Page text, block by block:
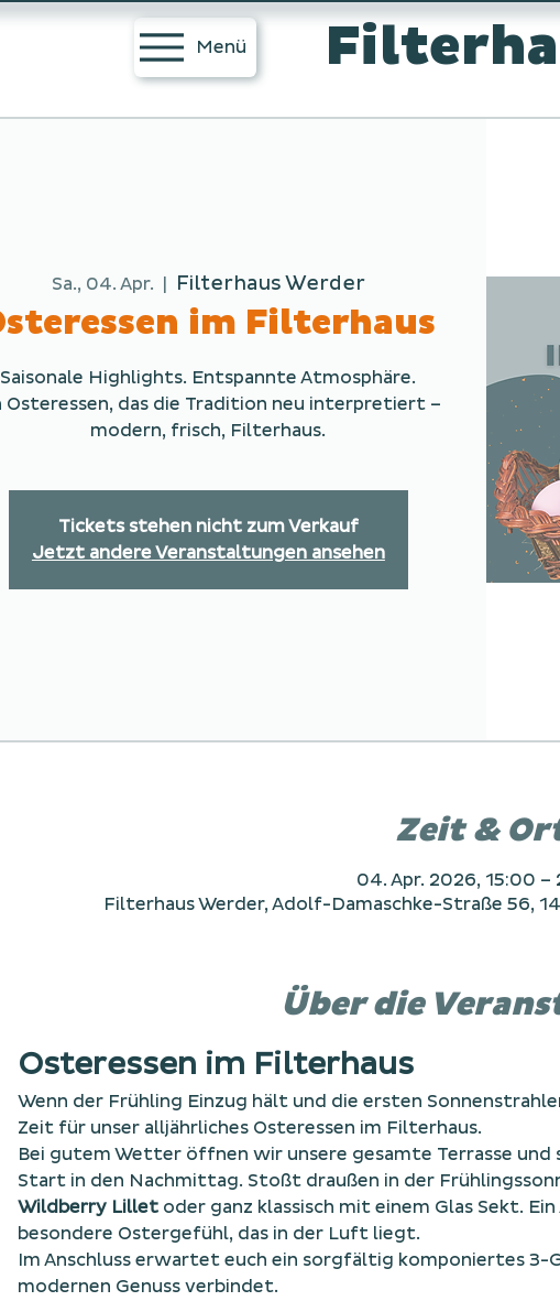
Menü
Sa., 04. Apr.
  |
Filterhaus Werder
im Filterhaus
Saisonale Highlights. Entspannte Atmosphäre.
Osteressen, das die Tradition neu interpretiert –
modern, frisch, Filterhaus.
Tickets stehen nicht zum Verkauf
Jetzt andere Veranstaltungen ansehen
Zeit &
04. Apr. 2026, 15:00 –
Filterhaus Werder, Adolf-Damaschke-Straße 56,
Über die
Osteressen im Filterhaus
Wenn der Frühling Einzug hält und die ersten
Zeit für unser alljährliches Osteressen im Filterhaus.
Bei gutem Wetter öffnen wir unsere gesamte Terrasse
Start in den Nachmittag. Stoßt draußen in der
Wildberry Lillet oder ganz klassisch mit einem Glas Sekt.
besondere Ostergefühl, das in der Luft liegt.
Im Anschluss erwartet euch ein sorgfältig komponiertes 3-
modernen Genuss verbindet.